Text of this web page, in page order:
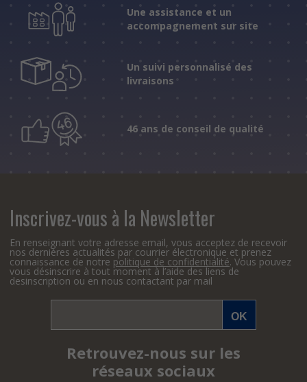
Une assistance et un
accompagnement sur site
Un suivi personnalisé des
livraisons
46 ans de conseil de qualité
Inscrivez-vous à la Newsletter
En renseignant votre adresse email, vous acceptez de recevoir
nos dernières actualités par courrier électronique et prenez
connaissance de notre politique de confidentialité. Vous pouvez
vous désinscrire à tout moment à l’aide des liens de
desinscription ou en nous contactant par mail
Retrouvez-nous sur les
réseaux sociaux